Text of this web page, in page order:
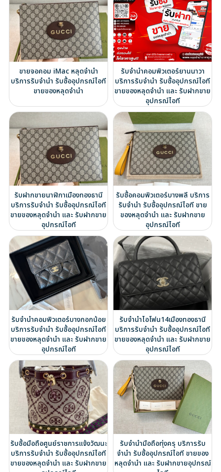
ขายจอคอม iMac หลุดจำนำ
บริการรับจำนำ รับซื้ออุปกรณ์ไอที
ขายของหลุดจำนำ
รับจำนำคอมพิวเตอร์ยานนาวา
บริการรับจำนำ รับซื้ออุปกรณ์ไอที
ขายของหลุดจำนำ และ รับฝากขาย
อุปกรณ์ไอที
รับฝากขายนาฬิกาเมืองทองธานี
บริการรับจำนำ รับซื้ออุปกรณ์ไอที
ขายของหลุดจำนำ และ รับฝากขาย
อุปกรณ์ไอที
รับซื้อคอมพิวเตอร์บางพลี บริการ
รับจำนำ รับซื้ออุปกรณ์ไอที ขาย
ของหลุดจำนำ และ รับฝากขาย
อุปกรณ์ไอที
รับจำนำคอมพิวเตอร์บางกอกน้อย
บริการรับจำนำ รับซื้ออุปกรณ์ไอที
ขายของหลุดจำนำ และ รับฝากขาย
อุปกรณ์ไอที
รับจำนำไอโฟน14เมืองทองธานี
บริการรับจำนำ รับซื้ออุปกรณ์ไอที
ขายของหลุดจำนำ และ รับฝากขาย
อุปกรณ์ไอที
รับซื้อมือถือศูนย์ราชการแจ้งวัฒนะ
บริการรับจำนำ รับซื้ออุปกรณ์ไอที
ขายของหลุดจำนำ และ รับฝากขาย
รับจำนำมือถือทุ่งครุ บริการรับ
จำนำ รับซื้ออุปกรณ์ไอที ขายของ
หลุดจำนำ และ รับฝากขายอุปกรณ์